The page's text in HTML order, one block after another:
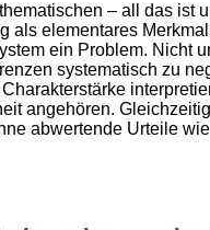
– all das ist
als elementares
ein Problem. Nicht
systematisch zu
angehören.
abwertende Urteile